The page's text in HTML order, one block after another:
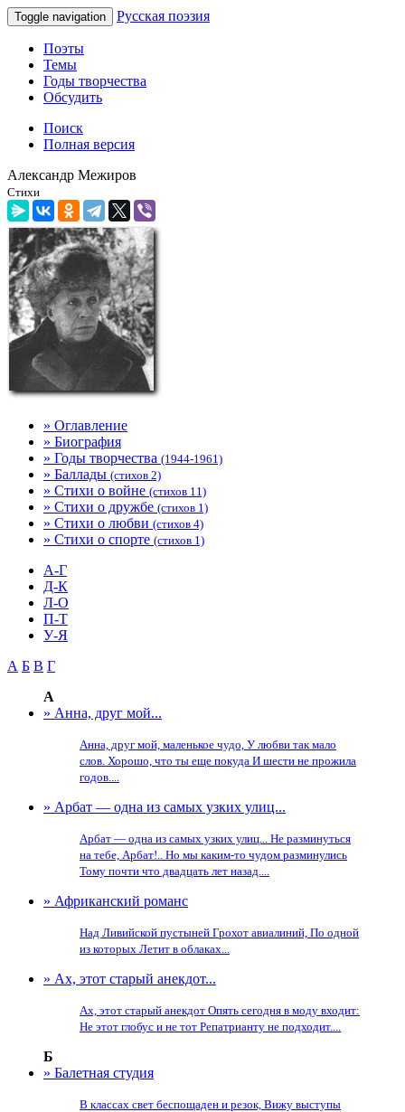
Toggle navigation Русская поэзия
Поэты
Темы
Годы творчества
Обсудить
Поиск
Полная версия
Александр Межиров
Стихи
» Оглавление
» Биография
» Годы творчества (1944-1961)
» Баллады (стихов 2)
» Стихи о войне (стихов 11)
» Стихи о дружбе (стихов 1)
» Стихи о любви (стихов 4)
» Стихи о спорте (стихов 1)
А-Г
Д-К
Л-О
П-Т
У-Я
А Б В Г
А
» Анна, друг мой...
Анна, друг мой, маленькое чудо, У любви так мало
слов. Хорошо, что ты еще покуда И шести не прожила
годов....
» Арбат — одна из самых узких улиц...
Арбат — одна из самых узких улиц... Не разминуться
на тебе, Арбат!.. Но мы каким-то чудом разминулись
Тому почти что двадцать лет назад....
» Африканский романс
Над Ливийской пустыней Грохот авиалиний, По одной
из которых Летит в облаках...
» Ах, этот старый анекдот...
Ах, этот старый анекдот Опять сегодня в моду входит:
Не этот глобус и не тот Репатрианту не подходит....
Б
» Балетная студия
В классах свет беспощаден и резок, Вижу выступы